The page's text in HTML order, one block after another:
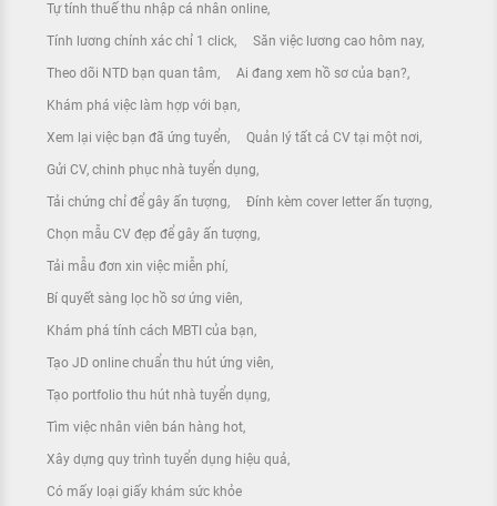
Tự tính thuế thu nhập cá nhân online
Tính lương chính xác chỉ 1 click Săn việc lương cao hôm nay
Theo dõi NTD bạn quan tâm Ai đang xem hồ sơ của bạn?
Khám phá việc làm hợp với bạn
Xem lại việc bạn đã ứng tuyển Quản lý tất cả CV tại một nơi
Gửi CV, chinh phục nhà tuyển dụng
Tải chứng chỉ để gây ấn tượng Đính kèm cover letter ấn tượng
Chọn mẫu CV đẹp để gây ấn tượng
Tải mẫu đơn xin việc miễn phí
Bí quyết sàng lọc hồ sơ ứng viên
Khám phá tính cách MBTI của bạn
Tạo JD online chuẩn thu hút ứng viên
Tạo portfolio thu hút nhà tuyển dụng
Tìm việc nhân viên bán hàng hot
Xây dựng quy trình tuyển dụng hiệu quả
Có mấy loại giấy khám sức khỏe